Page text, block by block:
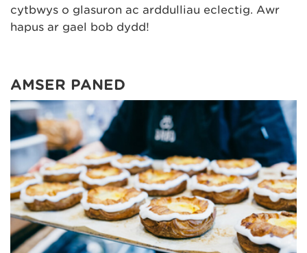
cytbwys o glasuron ac arddulliau eclectig. Awr
hapus ar gael bob dydd!
AMSER PANED